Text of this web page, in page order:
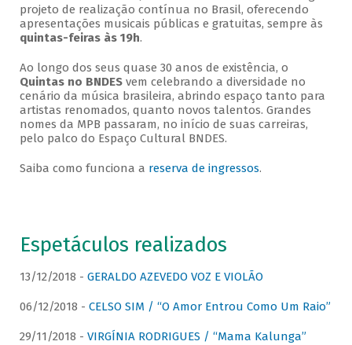
projeto de realização contínua no Brasil, oferecendo
apresentações musicais públicas e gratuitas, sempre às
quintas-feiras às 19h.
Ao longo dos seus quase 30 anos de existência, o
Quintas no BNDESvem celebrando a diversidade no
cenário da música brasileira, abrindo espaço tanto para
artistas renomados, quanto novos talentos. Grandes
nomes da MPB passaram, no início de suas carreiras,
pelo palco do Espaço Cultural BNDES.
Saiba como funciona a reserva de ingressos.
Espetáculos realizados
13/12/2018 - GERALDO AZEVEDO VOZ E VIOLÃO
06/12/2018 - CELSO SIM / “O Amor Entrou Como Um Raio”
29/11/2018 - VIRGÍNIA RODRIGUES / “Mama Kalunga”